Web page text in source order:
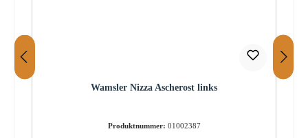
Wamsler Nizza Ascherost links
Produktnummer: 01002387